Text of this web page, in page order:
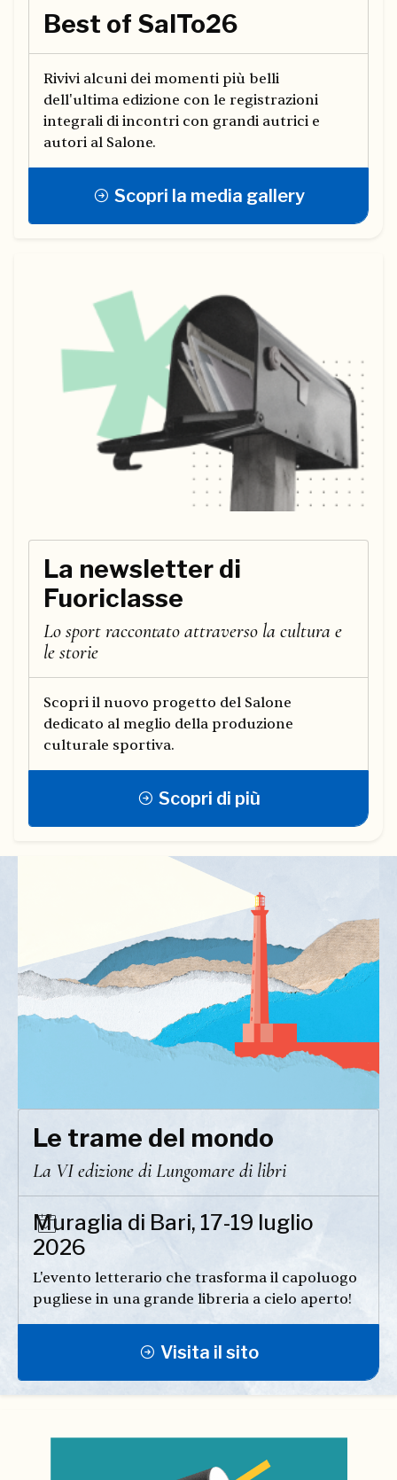
Best of SalTo26
Rivivi alcuni dei momenti più belli
dell'ultima edizione con le registrazioni
integrali di incontri con grandi autrici e
autori al Salone.
Scopri la media gallery
La newsletter di
Fuoriclasse
Lo sport raccontato attraverso la cultura e
le storie
Scopri il nuovo progetto del Salone
dedicato al meglio della produzione
culturale sportiva.
Scopri di più
Le trame del mondo
La VI edizione di Lungomare di libri
Muraglia di Bari, 17-19 luglio
2026
L'evento letterario che trasforma il capoluogo
pugliese in una grande libreria a cielo aperto!
Visita il sito